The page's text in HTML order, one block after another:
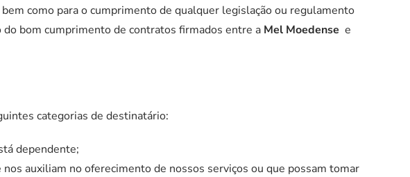
como para o cumprimento de qualquer legislação ou regulamento
bom cumprimento de contratos firmados entre a Mel Moedense e
categorias de destinatário:
dependente;
auxiliam no oferecimento de nossos serviços ou que possam tomar